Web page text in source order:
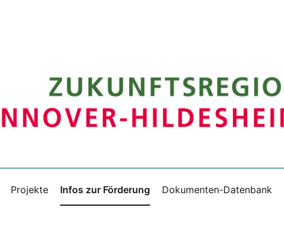
Projekte Infos zur Förderung Dokumenten-Datenbank